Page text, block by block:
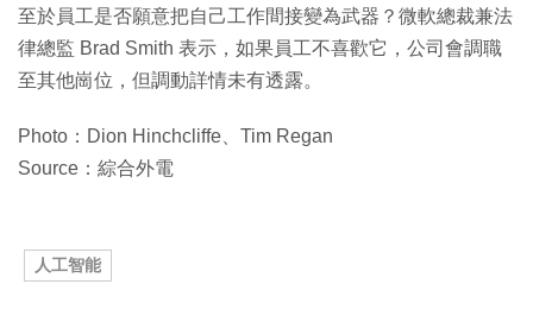
至於員工是否願意把自己工作間接變為武器？微軟總裁兼法
律總監 Brad Smith 表示，如果員工不喜歡它，公司會調職
至其他崗位，但調動詳情未有透露。
Photo：Dion Hinchcliffe、Tim Regan
Source：綜合外電
人工智能